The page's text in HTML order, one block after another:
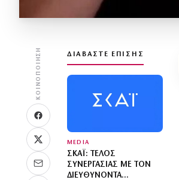
ΚΟΙΝΟΠΟΊΗΣΗ ΔΙΑΒΆΣΤΕ ΕΠΊΣΗΣ
MEDIA
ΣΚΑΪ: ΤΈΛΟΣ
ΣΥΝΕΡΓΑΣΊΑΣ ΜΕ ΤΟΝ
ΔΙΕΥΘΎΝΟΝΤΑ